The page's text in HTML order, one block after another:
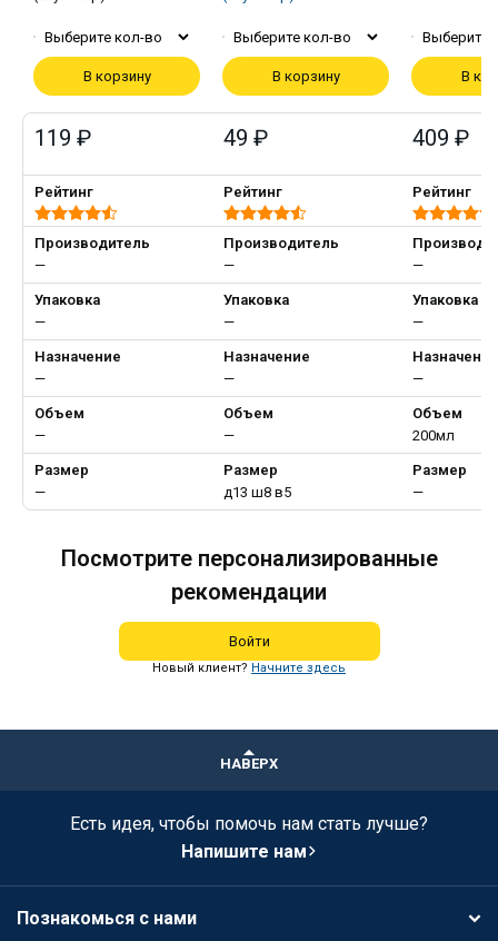
Выберите кол-во
В корзину
Выберите кол-во
В корзину
Выберите
В
119 ₽ 49 ₽ 409 ₽
Рейтинг Рейтинг Рейтинг
Производитель
—
Производитель
—
—
Упаковка
—
Упаковка
—
Упаковка
—
Назначение
—
Назначение
—
Назначение
—
Объем
—
Объем
—
Объем
200мл
Размер
—
Размер
д13 ш8 в5
Размер
—
Посмотрите персонализированные
рекомендации
Войти
Новый клиент? Начните здесь
НАВЕРХ
Есть идея, чтобы помочь нам стать лучше?
Напишите нам
Познакомься с нами